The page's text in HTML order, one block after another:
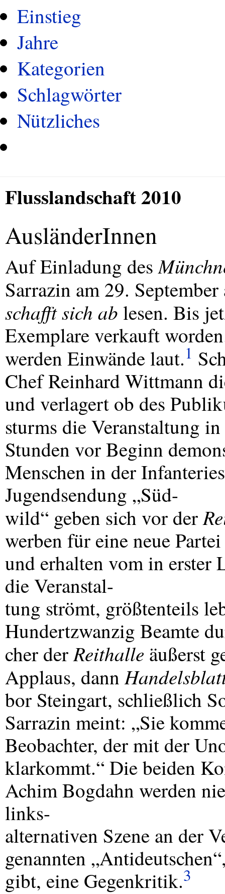
Einstieg
Jahre
Kategorien
Schlagwörter
Nützliches
Flusslandschaft 2010
AusländerInnen
Auf Einladung des
Sarrazin am 29.
schafft sich ab lesen. Bis
Exemplare verkauft
werden Einwände laut.1
Chef Reinhard Wittmann
und verlagert ob des
sturms die Veranstaltung
Stunden vor Beginn
Menschen in der
Jugendsendung „Süd-
wild“ geben sich vor der
werben für eine neue
und erhalten vom in erster
die Veranstal-
tung strömt, größtenteils
Hundertzwanzig Beamte
cher derReithalle äußerst
Applaus, dann
bor Steingart, schließlich
Sarrazin meint: „Sie
Beobachter, der mit der
klarkommt.“ Die beiden
Achim Bogdahn werden
links-
alternativen Szene an der
genannten
gibt, eine Gegenkritik.3